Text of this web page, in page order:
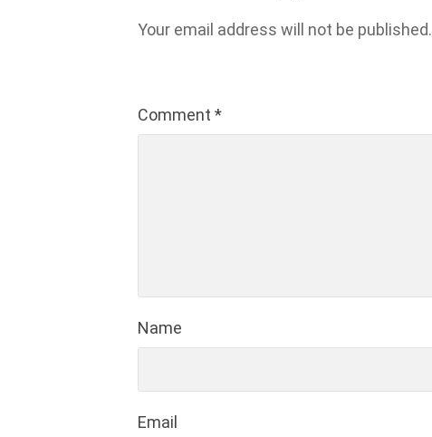
Your email address will not be published.
Comment *
Name
Email